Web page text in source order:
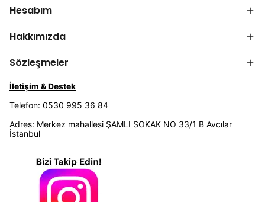
Hesabım
Hakkımızda
Sözleşmeler
İletişim & Destek
Telefon: 0530 995 36 84
Adres: Merkez mahallesi ŞAMLI SOKAK NO 33/1 B Avcılar
İstanbul